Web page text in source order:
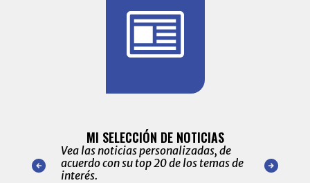
nuestro
para
MI SELECCIÓN DE NOTICIAS
Vea las noticias personalizadas, de
acuerdo con su top 20 de los temas de
interés.
de las